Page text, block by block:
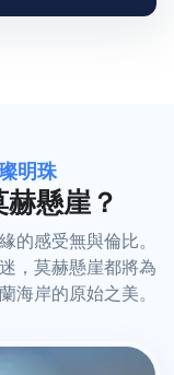
明珠
懸崖？
的感受無與倫比。
，莫赫懸崖都將為
海岸的原始之美。